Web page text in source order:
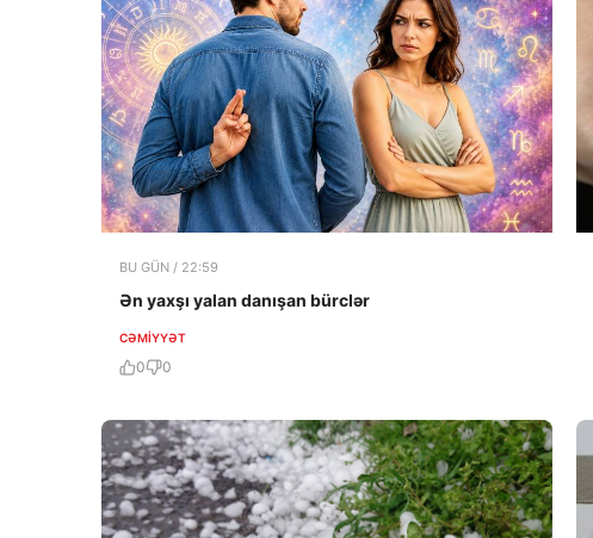
BU GÜN / 22:59
Ən yaxşı yalan danışan bürclər
CƏMIYYƏT
0 0